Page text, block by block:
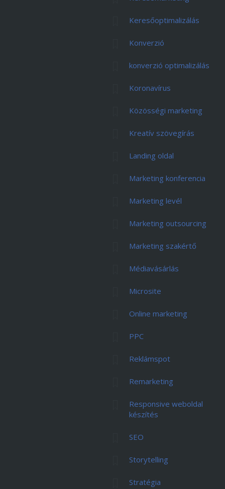
Keresőoptimalizálás
Konverzió
konverzió optimalizálás
Koronavírus
Közösségi marketing
Kreatív szövegírás
Landing oldal
Marketing konferencia
Marketing levél
Marketing outsourcing
Marketing szakértő
Médiavásárlás
Microsite
Online marketing
PPC
Reklámspot
Remarketing
Responsive weboldal
készítés
SEO
Storytelling
Stratégia